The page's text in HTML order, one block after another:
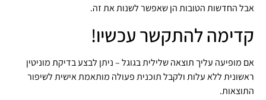
אבל החדשות הטובות הן שאפשר לשנות את זה.
קדימה להתקשר עכשיו!
אם מופיעה עליך תוצאה שלילית בגוגל – ניתן לבצע בדיקת מוניטין
ראשונית ללא עלות ולקבל תוכנית פעולה מותאמת אישית לשיפור
התוצאות.